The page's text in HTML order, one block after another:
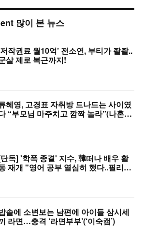
많이 본 뉴스
저작권료 월10억’ 전소연, 부티가 좔좔..
살 제로 복근까지!
혜영, 고경표 자취방 드나드는 사이였
“부모님 마주치고 깜짝 놀라”(나혼자
독] '학폭 종결' 지수, 韓떠나 배우 활
재개 "영어 공부 열심히 했다..필리핀
솥에 소변보는 남편에 아이들 삼시세
라면…충격 ‘라면부부’(‘이숙캠’)